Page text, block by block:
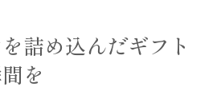
ザインの芦屋市ギフト
市の思い出を贈る
詰め込んだギフト
を